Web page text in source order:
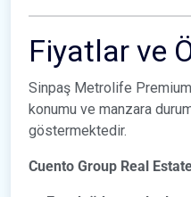
Fiyatlar ve
Sinpaş Metrolife
konumu ve manzara
göstermektedir.
Cuento Group Real